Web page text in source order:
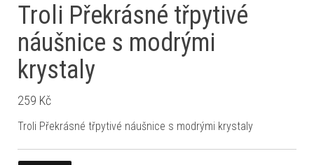
Troli Překrásné třpytivé
náušnice s modrými
krystaly
259 Kč
Troli Překrásné třpytivé náušnice s modrými krystaly